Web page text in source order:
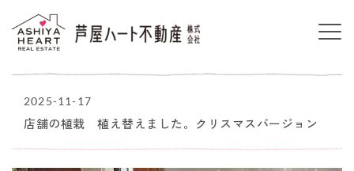
2025-11-17
店舗の植栽 植え替えました。クリスマスバージョン